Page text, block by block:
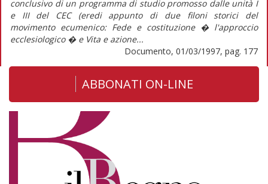
conclusivo di un programma di studio promosso dalle unità I
e III del CEC (eredi appunto di due filoni storici del
movimento ecumenico: Fede e costituzione � l'approccio
ecclesiologico � e Vita e azione...
Documento, 01/03/1997, pag. 177
ABBONATI ON-LINE